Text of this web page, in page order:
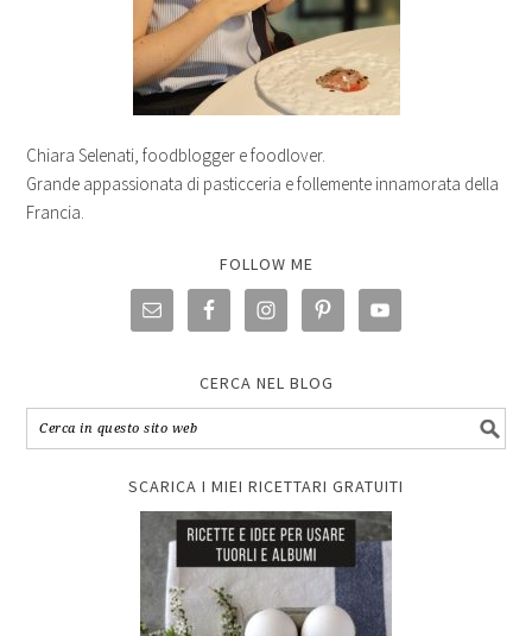
Chiara Selenati, foodblogger e foodlover.
Grande appassionata di pasticceria e follemente innamorata della
Francia.
FOLLOW ME
CERCA NEL BLOG
SCARICA I MIEI RICETTARI GRATUITI